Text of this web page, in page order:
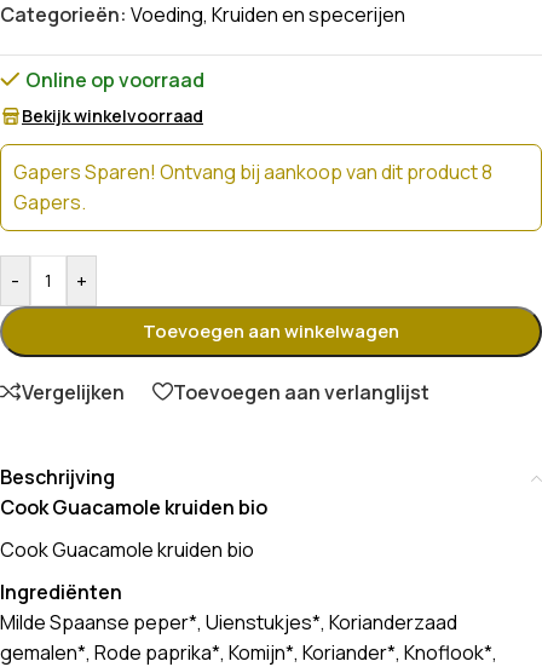
Categorieën: Voeding, Kruiden en specerijen
Online op voorraad
Bekijk winkelvoorraad
Gapers Sparen! Ontvang bij aankoop van dit product 8
Gapers.
- +
Toevoegen aan winkelwagen
Vergelijken Toevoegen aan verlanglijst
Beschrijving
Cook Guacamole kruiden bio
Cook Guacamole kruiden bio
Ingrediënten
Milde Spaanse peper*, Uienstukjes*, Korianderzaad
gemalen*, Rode paprika*, Komijn*, Koriander*, Knoflook*,